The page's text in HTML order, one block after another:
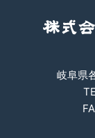
岐阜県